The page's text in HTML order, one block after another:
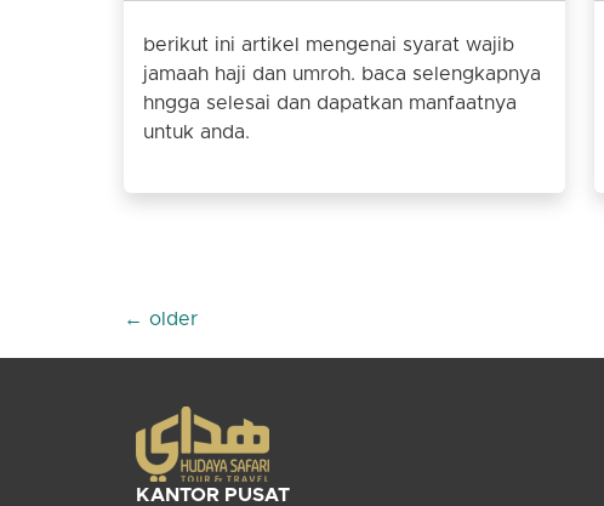
berikut ini artikel mengenai syarat wajib
jamaah haji dan umroh. baca selengkapnya
hngga selesai dan dapatkan manfaatnya
untuk anda.
← older
KANTOR PUSAT